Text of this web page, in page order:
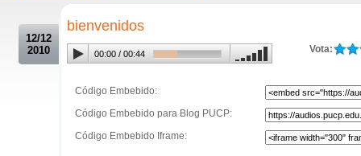
12/12
2010
bienvenidos
Vota:
00:00 / 00:44
Código Embebido:
Código Embebido para Blog PUCP:
Código Embebido Iframe: